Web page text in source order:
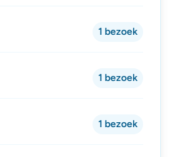
1 bezoek
1 bezoek
1 bezoek